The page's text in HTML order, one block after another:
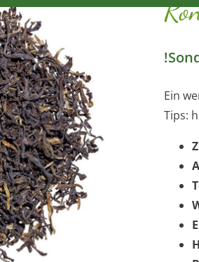
Ein
Tips: